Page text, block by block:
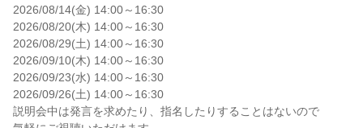
2026/08/14(金) 14:00～16:30
2026/08/20(木) 14:00～16:30
2026/08/29(土) 14:00～16:30
2026/09/10(木) 14:00～16:30
2026/09/23(水) 14:00～16:30
2026/09/26(土) 14:00～16:30
説明会中は発言を求めたり、指名したりすることはないので